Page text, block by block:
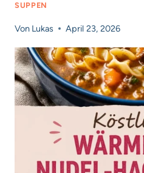
SUPPEN
Von Lukas April 23, 2026